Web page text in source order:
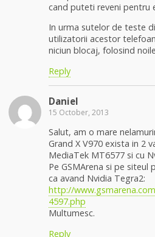
cand puteti reveni pentru
In urma sutelor de teste
utilizatorii acestor
niciun blocaj, folosind
Reply
Daniel
15 October, 2013
Salut, am o mare
Grand X V970 exista in 2
MediaTek MT6577 si cu
Pe GSMArena si pe
ca avand Nvidia Tegra2:
http://
4597.php
Multumesc.
Reply